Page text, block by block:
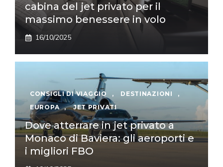
cabina del jet privato per il
massimo benessere in volo
16/10/2025
CONSIGLI DI VIAGGIO , DESTINAZIONI
,
EUROPA
, JET PRIVATI
Dove atterrare in jet privato a
Monaco di Baviera: gli aeroporti e
i migliori FBO